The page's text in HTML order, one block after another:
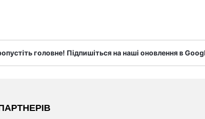
головне! Підпишіться на наші оновлення в